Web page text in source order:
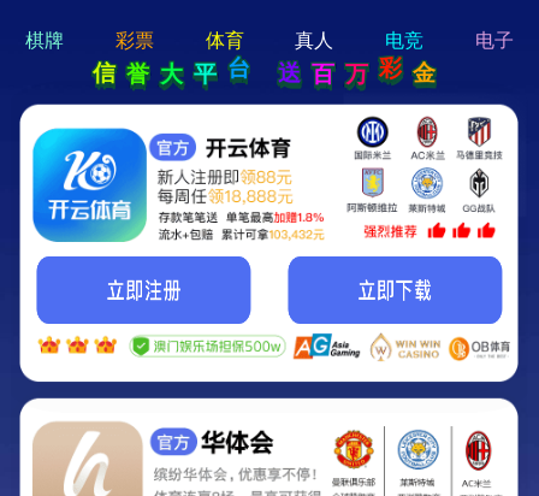
hi 💗
Hey Guys!